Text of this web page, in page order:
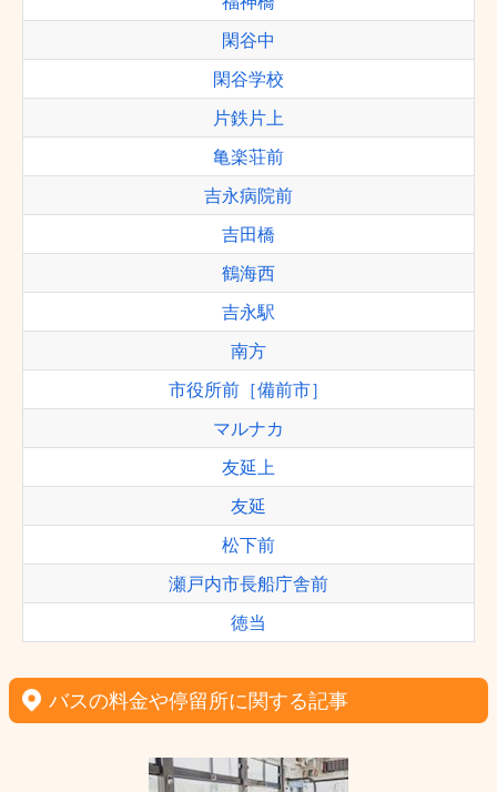
閑谷中
閑谷学校
片鉄片上
亀楽荘前
吉永病院前
吉田橋
鶴海西
吉永駅
南方
市役所前［備前市］
マルナカ
友延上
友延
松下前
瀬戸内市長船庁舎前
徳当
バスの料金や停留所に関する記事